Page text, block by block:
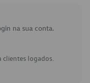
na sua conta.
clientes logados.